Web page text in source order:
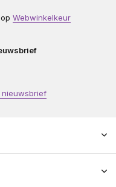
op Webwinkelkeur
nieuwsbrief